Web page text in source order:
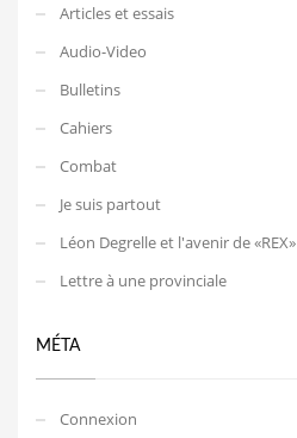
Articles et essais
Audio-Video
Bulletins
Cahiers
Combat
Je suis partout
Léon Degrelle et l'avenir de «REX»
Lettre à une provinciale
MÉTA
Connexion